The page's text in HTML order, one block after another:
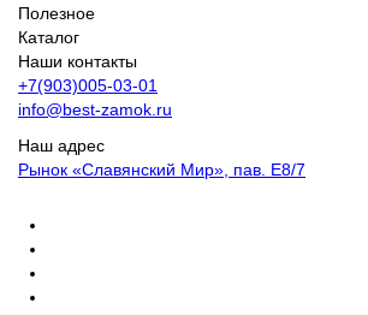
Полезное
Каталог
Наши контакты
+7(903)005-03-01
info@best-zamok.ru
Наш адрес
Рынок «Славянский Мир», пав. Е8/7